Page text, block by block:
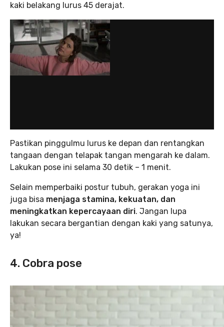
kaki belakang lurus 45 derajat.
Pastikan pinggulmu lurus ke depan dan rentangkan
tangaan dengan telapak tangan mengarah ke dalam.
Lakukan pose ini selama 30 detik – 1 menit.
Selain memperbaiki postur tubuh, gerakan yoga ini
juga bisa menjaga stamina, kekuatan, dan
meningkatkan kepercayaan diri. Jangan lupa
lakukan secara bergantian dengan kaki yang satunya,
ya!
4. Cobra pose